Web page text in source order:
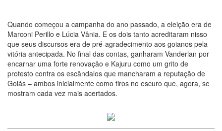
Quando começou a campanha do ano passado, a eleição era de
Marconi Perillo e Lúcia Vânia. E os dois tanto acreditaram nisso
que seus discursos era de pré-agradecimento aos goianos pela
vitória antecipada. No final das contas, ganharam Vanderlan por
encarnar uma forte renovação e Kajuru como um grito de
protesto contra os escândalos que mancharam a reputação de
Goiás – ambos inicialmente como tiros no escuro que, agora, se
mostram cada vez mais acertados.